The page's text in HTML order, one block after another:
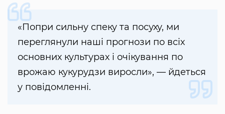
«Попри сильну спеку та посуху, ми
переглянули наші прогнози по всіх
основних культурах і очікування по
врожаю кукурудзи виросли», — йдеться
у повідомленні.